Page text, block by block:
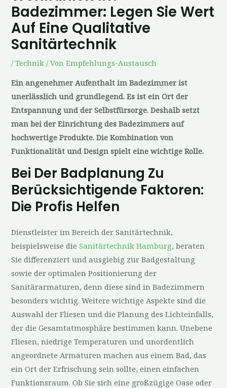
Badezimmer: Legen Sie Wert
Auf Eine Qualitative
Sanitärtechnik
/Technik / VonEmpfehlungs-Austausch
Ein angenehmer Aufenthalt im Badezimmer ist
unerlässlich und grundlegend. Es ist ein Ort der
Entspannung und der Selbstfürsorge. Deshalb setzt
man bei der Einrichtung des Badezimmers auf
hochwertige Produkte. Die Kombination von
Funktionalität und Design spielt eine wichtige Rolle.
Bei Der Badplanung Zu
Berücksichtigende Faktoren:
Die Profis Helfen
Dienstleister im Bereich der Sanitärtechnik,
beispielsweise dieSanitärtechnik Hamburg, beraten
Sie differenziert und ausgiebig zur Badgestaltung
sowie der optimalen Positionierung der
Sanitärarmaturen, denn diese sind in Badezimmern
besonders wichtig. Weitere wichtige Aspekte sind die
Auswahl der Fliesen und die Planung des Lichteinfalls,
der die Gesamtatmosphäre bestimmen kann. Unebene
Fliesen, niedrige Temperaturen und unordentlich
angeordnete Armaturen machen aus einem Bad, das
ein Ort der Erfrischung sein sollte, einen einfachen
Funktionsraum. Ob Sie sich eine großzügige Oase oder